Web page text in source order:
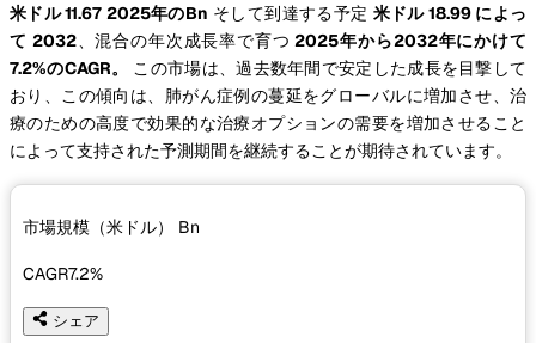
米ドル 11.67 2025年のBn そして到達する予定 米ドル 18.99 によっ
て 2032、混合の年次成長率で育つ 2025年から2032年にかけて
7.2%のCAGR。
この市場は、過去数年間で安定した成長を目撃して
おり、この傾向は、肺がん症例の蔓延をグローバルに増加させ、治
療のための高度で効果的な治療オプションの需要を増加させること
によって支持された予測期間を継続することが期待されています。
市場規模（米ドル） Bn
CAGR7.2%
シェア